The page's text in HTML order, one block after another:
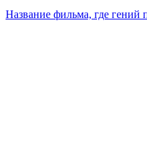
Название фильма, где гений